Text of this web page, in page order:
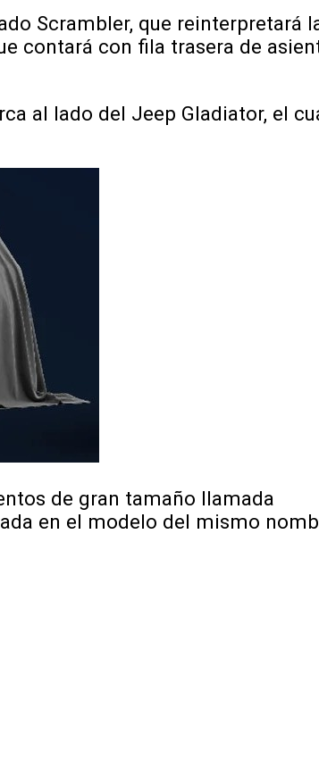
Scrambler, que reinterpretará
contará con fila trasera de
al lado del Jeep Gladiator, el
de gran tamaño llamada
en el modelo del mismo